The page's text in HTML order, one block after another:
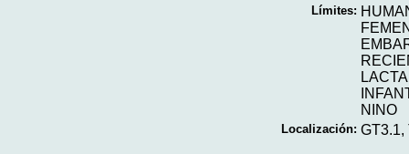
Límites:
NINO
Localización: GT3.1,